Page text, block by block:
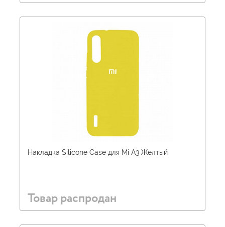
Накладка Silicone Case для Mi A3 Желтый
Товар распродан